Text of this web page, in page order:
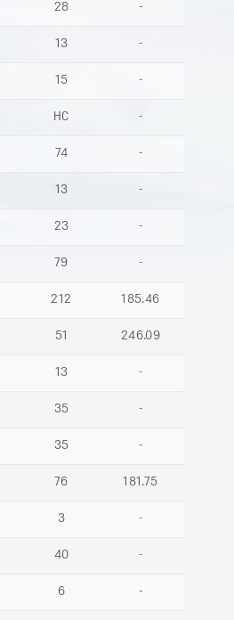
28 -
13 -
15 -
НС -
74 -
13 -
23 -
79 -
212 185.46
51 246.09
13 -
35 -
35 -
76 181.75
3 -
40 -
6 -